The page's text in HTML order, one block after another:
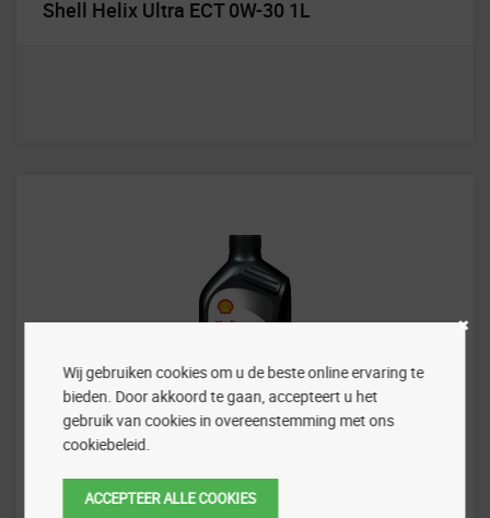
Shell Helix Ultra ECT 0W-30 1L
Shell Helix Ultra ECT C3 5W-30 1L
Wij gebruiken cookies om u de beste online ervaring te
bieden. Door akkoord te gaan, accepteert u het
gebruik van cookies in overeenstemming met ons
cookiebeleid.
ACCEPTEER ALLE COOKIES